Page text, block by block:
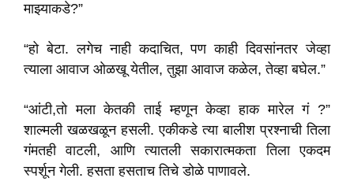
माझ्याकडे?”
“हो बेटा. लगेच नाही कदाचित, पण काही दिवसांनतर जेव्हा
त्याला आवाज ओळखू येतील, तुझा आवाज कळेल, तेव्हा बघेल.”
“आंटी,तो मला केतकी ताई म्हणून केव्हा हाक मारेल गं ?”
शाल्मली खळखळून हसली. एकीकडे त्या बालीश प्रश्नाची तिला
गंमतही वाटली, आणि त्यातली सकारात्मकता तिला एकदम
स्पर्शून गेली. हसता हसताच तिचे डोळे पाणावले.